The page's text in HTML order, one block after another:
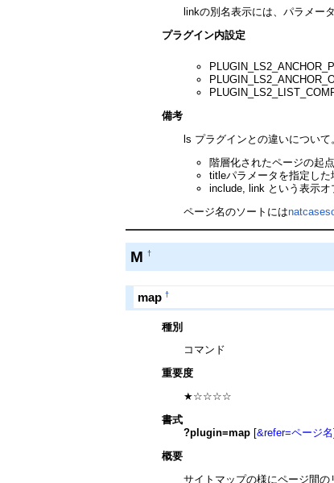
linkの別名表示には、パラメー
プラグイン内設定
備考
ls プラグインとの違いについて
階層化されたページの起
titleパラメータを指定し
include, link という表示オ
ページ名のソートには
M†
map †
種別
コマンド
重要度
★☆☆☆☆
書式
?plugin=map [&refer=ページ名
概要
サイトマップの様にページ間の